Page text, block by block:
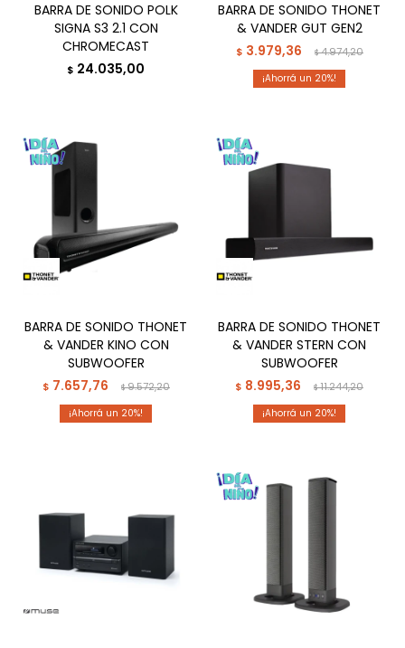
BARRA DE SONIDO POLK
SIGNA S3 2.1 CON
CHROMECAST
$ 24.035,00
BARRA DE SONIDO THONET
& VANDER GUT GEN2
$ 3.979,36 $4.974,20
20
BARRA DE SONIDO THONET
& VANDER KINO CON
SUBWOOFER
$ 7.657,76 $9.572,20
20
BARRA DE SONIDO THONET
& VANDER STERN CON
SUBWOOFER
$ 8.995,36 $11.244,20
20